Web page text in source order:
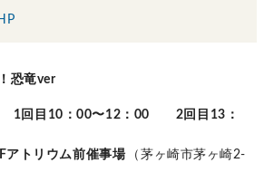
恐竜ver
1回目10：00〜12：00 2回目13：
アトリウム前催事場
（茅ヶ崎市茅ヶ崎2-